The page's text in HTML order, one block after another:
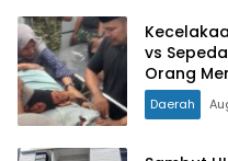
vs
Orang
Daerah